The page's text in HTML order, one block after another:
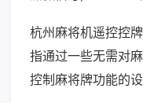
杭州麻将机遥控控
指通过一些无需对
控制麻将牌功能的设